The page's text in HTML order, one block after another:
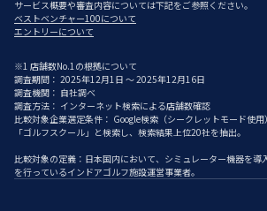
サービス概要や審査内容については下記をご参照ください。
ベストベンチャー100について
エントリーについて
※1 店舗数No.1の根拠について
調査期間： 2025年12月1日 ～ 2025年12月16日
調査機関： 自社調べ
調査方法： インターネット検索による店舗数確認
比較対象企業選定条件： Google検索（シークレットモード使用
「ゴルフスクール」と検索し、検索結果上位20社を抽出。
比較対象の定義：日本国内において、シミュレーター機器を導
を行っているインドアゴルフ施設運営事業者。